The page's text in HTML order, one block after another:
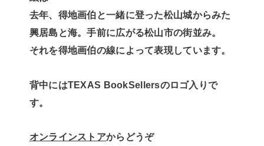
去年、得地画伯と一緒に登った松山城からみた
興居島と海。手前に広がる松山市の街並み。
それを得地画伯の線によって表現しています。
背中にはTEXAS BookSellersのロゴ入りで
す。
オンラインストアからどうぞ